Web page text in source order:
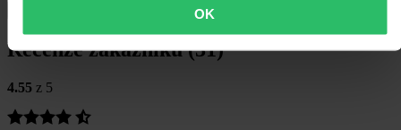
OK
Recenze zákazníků (31)
4.55 z 5